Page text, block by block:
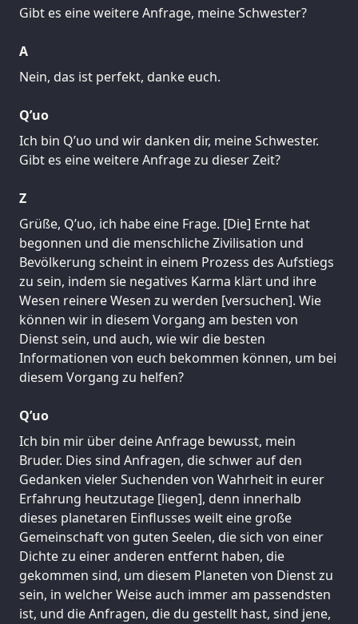
Gibt es eine weitere Anfrage, meine Schwester?
A
Nein, das ist perfekt, danke euch.
Q’uo
Ich bin Q’uo und wir danken dir, meine Schwester.
Gibt es eine weitere Anfrage zu dieser Zeit?
Z
Grüße, Q’uo, ich habe eine Frage. [Die] Ernte hat
begonnen und die menschliche Zivilisation und
Bevölkerung scheint in einem Prozess des Aufstiegs
zu sein, indem sie negatives Karma klärt und ihre
Wesen reinere Wesen zu werden [versuchen]. Wie
können wir in diesem Vorgang am besten von
Dienst sein, und auch, wie wir die besten
Informationen von euch bekommen können, um bei
diesem Vorgang zu helfen?
Q’uo
Ich bin mir über deine Anfrage bewusst, mein
Bruder. Dies sind Anfragen, die schwer auf den
Gedanken vieler Suchenden von Wahrheit in eurer
Erfahrung heutzutage [liegen], denn innerhalb
dieses planetaren Einflusses weilt eine große
Gemeinschaft von guten Seelen, die sich von einer
Dichte zu einer anderen entfernt haben, die
gekommen sind, um diesem Planeten von Dienst zu
sein, in welcher Weise auch immer am passendsten
ist, und die Anfragen, die du gestellt hast, sind jene,